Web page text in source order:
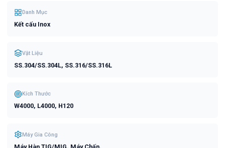
Danh Mục
Kết cấu Inox
Vật Liệu
SS.304/SS.304L, SS.316/SS.316L
Kích Thước
W4000, L4000, H120
Máy Gia Công